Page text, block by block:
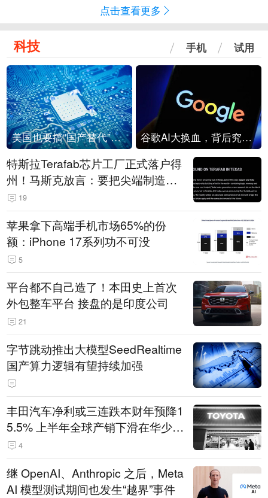
点击查看更多
科技 手机 试用
美国也要搞“国产替代”？先算清三笔账 谷歌AI大换血，背后究竟发生了什么？
特斯拉Terafab芯片工厂正式落户得
州！马斯克放言：要把尖端制造带
回美国
19
苹果拿下高端手机市场65%的份
额：iPhone 17系列功不可没
5
平台都不自己造了！本田史上首次
外包整车平台 接盘的是印度公司
21
字节跳动推出大模型SeedRealtime
国产算力逻辑有望持续加强
丰田汽车净利或三连跌本财年预降1
5.5% 上半年全球产销下滑在华少卖
14.3万辆
4
继 OpenAI、Anthropic 之后，Meta
AI 模型测试期间也发生“越界”事件